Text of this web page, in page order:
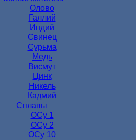
Олово
Галлий
Индий
Свинец
Сурьма
Медь
Висмут
Цинк
Никель
Кадмий
Сплавы
ОСу 1
ОСу 2
ОСу 10